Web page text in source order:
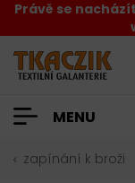
Právě se
MENU
zapínání k broži